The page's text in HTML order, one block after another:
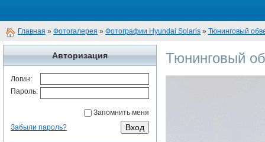
Главная » Фотогалерея » Фотографии Hyundai Solaris » Тюнинговый
Авторизация
Логин:
Пароль:
Запомнить меня
Забыли пароль?
Тюнинговый